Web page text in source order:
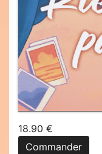
18.90 €
Commander